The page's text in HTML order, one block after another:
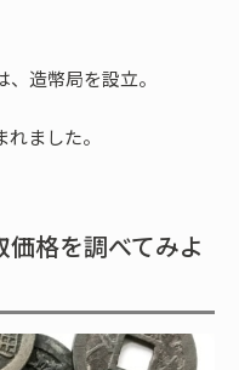
造幣局を設立。
ました。
格を調べてみよ